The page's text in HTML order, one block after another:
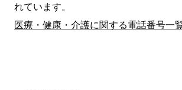
れています。
医療・健康・介護に関する電話番号一